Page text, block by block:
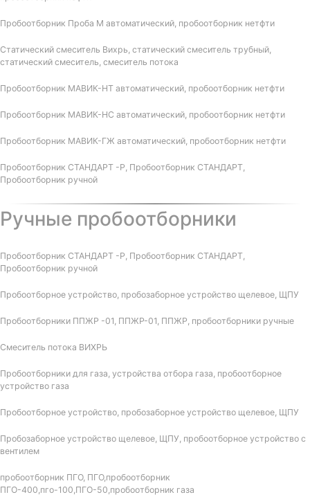
Пробоотборник Проба М автоматический, пробоотборник нетфти
Статический смеситель Вихрь, статический смеситель трубный,
статический смеситель, смеситель потока
Пробоотборник МАВИК-НТ автоматический, пробоотборник нетфти
Пробоотборник МАВИК-НС автоматический, пробоотборник нетфти
Пробоотборник МАВИК-ГЖ автоматический, пробоотборник нетфти
Пробоотборник СТАНДАРТ -Р, Пробоотборник СТАНДАРТ,
Пробоотборник ручной
Ручные пробоотборники
Пробоотборник СТАНДАРТ -Р, Пробоотборник СТАНДАРТ,
Пробоотборник ручной
Пробоотборное устройство, пробозаборное устройство щелевое, ЩПУ
Пробоотборники ППЖР -01, ППЖР-01, ППЖР, пробоотборники ручные
Смеситель потока ВИХРЬ
Пробоотборники для газа, устройства отбора газа, пробоотборное
устройство газа
Пробоотборное устройство, пробозаборное устройство щелевое, ЩПУ
Пробозаборное устройство щелевое, ЩПУ, пробоотборное устройство с
вентилем
пробоотборник ПГО, ПГО,пробоотборник
ПГО-400,пго-100,ПГО-50,пробоотборник газа